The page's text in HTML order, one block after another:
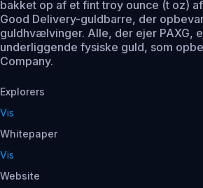
bakket op af et fint troy ounce (t oz)
Good Delivery-guldbarre, der
guldhvælvinger. Alle, der ejer PAXG,
underliggende fysiske guld, som
Company.
Explorers
Vis
Whitepaper
Vis
Website